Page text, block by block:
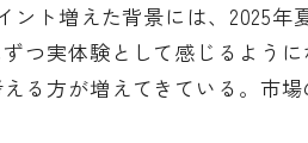
ント増えた背景には、2025
つ実体験として感じるよう
る方が増えてきている。市